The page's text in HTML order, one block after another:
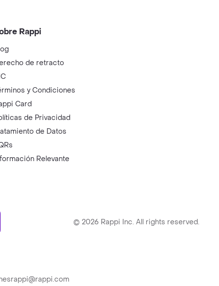
Rappi
de retracto
y Condiciones
Card
de Privacidad
de Datos
Relevante
© 2026 Rappi Inc. All rights reserved.